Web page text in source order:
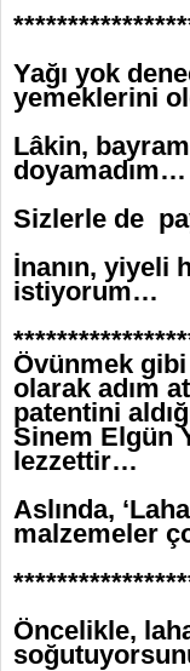
Yağı yok
yemeklerini
Lâkin,
doyamadım…
Sizlerle de
İnanın, yiyeli
istiyorum…
Övünmek
olarak adım
patentini
Sinem Elgün
lezzettir…
Aslında,
malzemeler
Öncelikle,